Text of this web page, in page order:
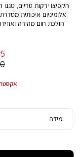
הקפיצו ירקות טריים,
הולכת חום מהירה
נון-סטיק קרמי ידידותי
מגיעה בגימור מאט
אקסטרה 25% על היתרה!